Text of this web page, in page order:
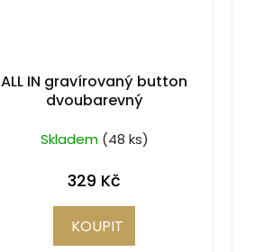
ALL IN gravírovaný button
dvoubarevný
Skladem (48 ks)
329 Kč
KOUPIT